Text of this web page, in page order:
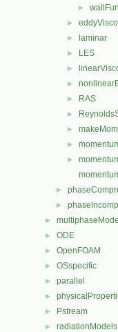
►
►
► laminar
► LES
►
►
► RAS
►
►
►
►
►
►
►
► ODE
► OpenFOAM
► OSspecific
► parallel
►
► Pstream
► radiationModels